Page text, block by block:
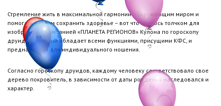
Стремление жить в максимальной гармонии с окружающим миром и
помогать другим сохранить здоровье – вот что явилось толчком для
изобретения Компанией «ПЛАНЕТА РЕГИОНОВ» Кулона по гороскопу
друидов, который обладает всеми функциями, присущими КФС, и
предназначен для индивидуального ношения.
Согласно гороскопу друидов, каждому человеку соответствовало свое
дерево покровитель, в зависимости от даты рождения наследовался и
характер.